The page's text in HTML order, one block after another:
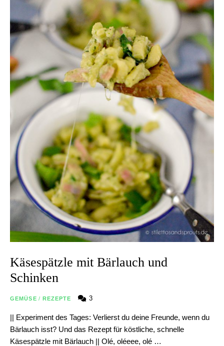
Käsespätzle mit Bärlauch und
Schinken
GEMÜSE / REZEPTE 3
|| Experiment des Tages: Verlierst du deine Freunde, wenn du
Bärlauch isst? Und das Rezept für köstliche, schnelle
Käsespätzle mit Bärlauch || Olé, oléeee, olé …